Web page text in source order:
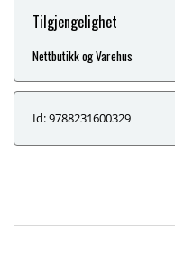
Tilgjengelighet
Nettbutikk og Varehus
Id: 9788231600329